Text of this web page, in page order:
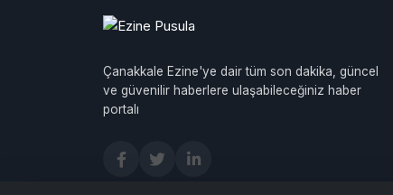
Çanakkale Ezine'ye dair tüm son dakika, güncel
ve güvenilir haberlere ulaşabileceğiniz haber
portalı